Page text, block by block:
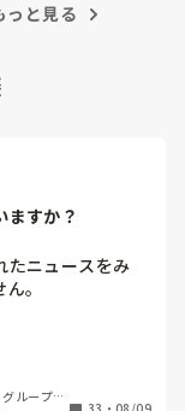
っと見る
ますか？
たニュースをみ
。
福祉士の人材確
なってきている
格意義がなくなっ
ループホ